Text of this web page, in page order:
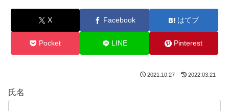
X Facebook はてブ
Pocket LINE Pinterest
2021.10.27 2022.03.21
氏名